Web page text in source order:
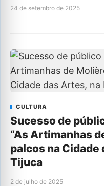
24 de setembro de 2025
CULTURA
Sucesso de
“As Artimanhas
palcos na Cidade
Tijuca
2 de julho de 2025